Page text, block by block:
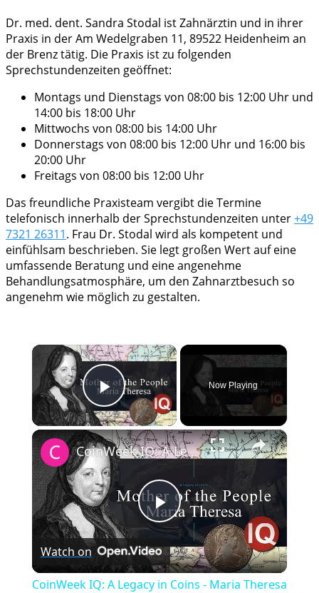
Dr. med. dent. Sandra Stodal ist Zahnärztin und in ihrer
Praxis in der Am Wedelgraben 11, 89522 Heidenheim an
der Brenz tätig. Die Praxis ist zu folgenden
Sprechstundenzeiten geöffnet:
Montags und Dienstags von 08:00 bis 12:00 Uhr und
14:00 bis 18:00 Uhr
Mittwochs von 08:00 bis 14:00 Uhr
Donnerstags von 08:00 bis 12:00 Uhr und 16:00 bis
20:00 Uhr
Freitags von 08:00 bis 12:00 Uhr
Das freundliche Praxisteam vergibt die Termine
telefonisch innerhalb der Sprechstundenzeiten unter+49
7321 26311. Frau Dr. Stodal wird als kompetent und
einfühlsam beschrieben. Sie legt großen Wert auf eine
umfassende Beratung und eine angenehme
Behandlungsatmosphäre, um den Zahnarztbesuch so
angenehm wie möglich zu gestalten.
×
Play Video
Now Playing
×
Play
Video
CoinWeek IQ: A Legacy in Coins - Maria Theresa - 4K Video
Watch on
CoinWeek IQ: A Legacy in Coins - Maria Theresa